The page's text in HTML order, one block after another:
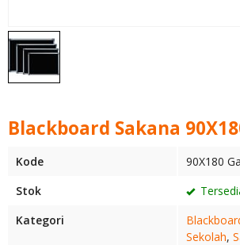
Blackboard Sakana
Kode
90X180
Stok
Kategori
Sekolah,